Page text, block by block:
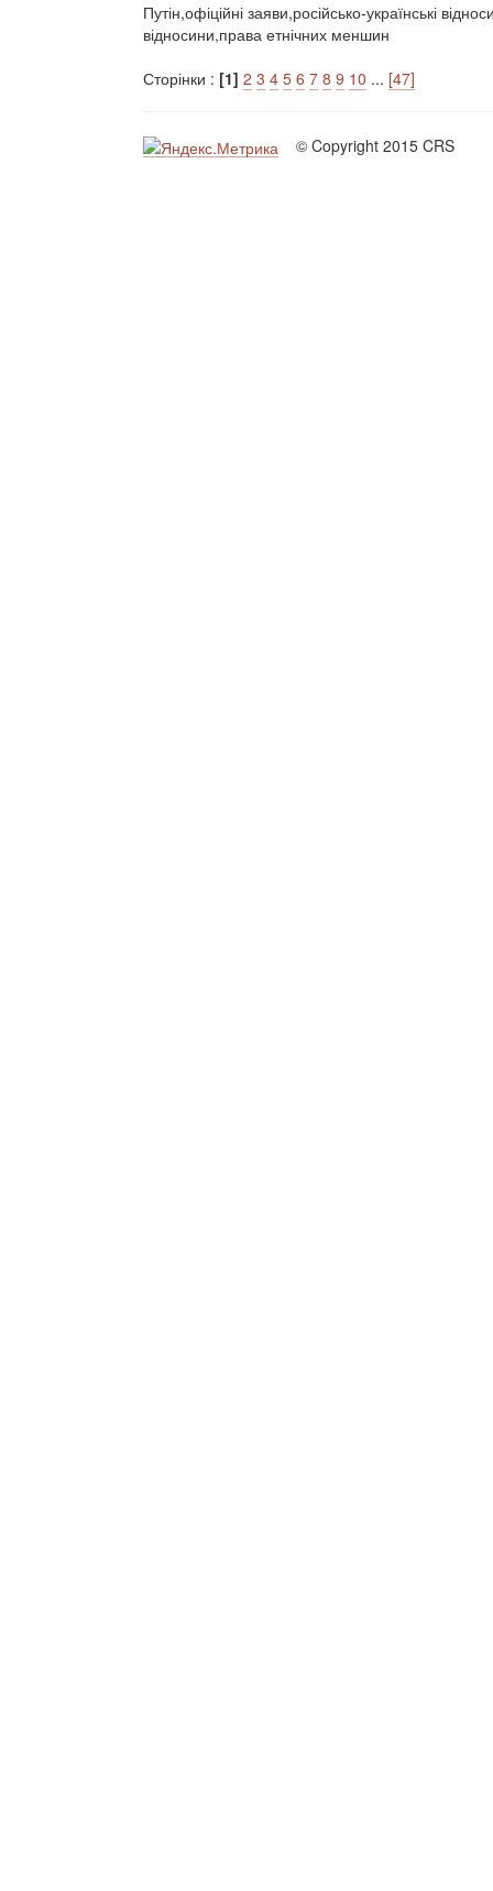
Путін,офіційні заяви,російсько-українські
відносини,права етнічних меншин
Сторінки : [1] 2 3 4 5 6 7 8 9 10 ... [47]
© Copyright 2015 CRS